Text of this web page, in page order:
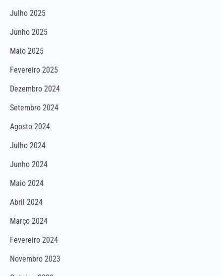
Julho 2025
Junho 2025
Maio 2025
Fevereiro 2025
Dezembro 2024
Setembro 2024
Agosto 2024
Julho 2024
Junho 2024
Maio 2024
Abril 2024
Março 2024
Fevereiro 2024
Novembro 2023